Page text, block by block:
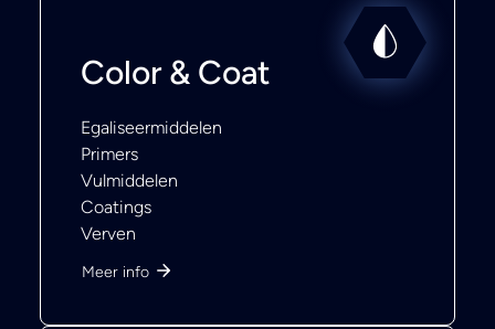
Color & Coat
Egaliseermiddelen
Primers
Vulmiddelen
Coatings
Verven
Meer info